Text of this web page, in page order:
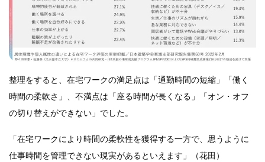
整理をすると、在宅ワークの満足点は「通勤時間の短縮」「働く
時間の柔軟さ」、不満点は「座る時間が長くなる」「オン・オフ
の切り替えができない」でした。
「在宅ワークにより時間の柔軟性を獲得する一方で、思うように
仕事時間を管理できない現実があるといえます」（花田）